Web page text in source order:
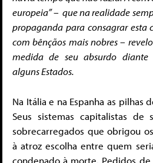
europeia” – que na realidade
propaganda para consagrar esta
com bênçãos mais nobres –
medida de seu absurdo
alguns Estados.
Na Itália e na Espanha as pilhas
Seus sistemas capitalistas de
sobrecarregados que obrigou
à atroz escolha entre quem
condenado à morte. Pedidos de